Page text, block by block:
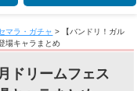
マラ・ガチャ >
【バンドリ！ガル
場キャラまとめ
ドリームフェス